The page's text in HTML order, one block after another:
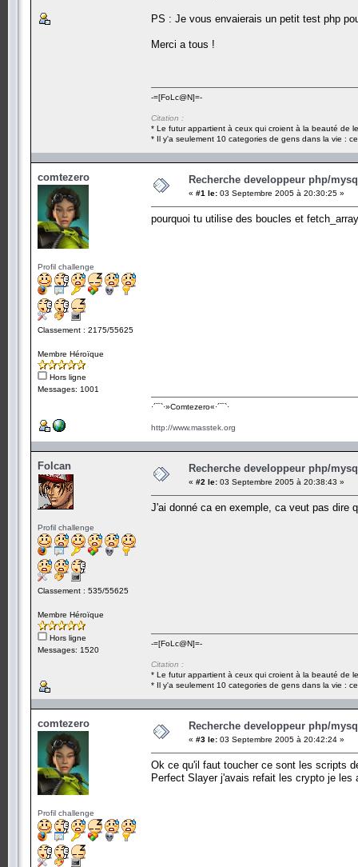
PS : Je vous envaierais un petit test php
Merci a tous !
-=[FoLc@N]=-
Citation :
* Le futur appartient à ceux qui croient à la beauté de
* Il y'a seulement 10 categories de gens dans la vie :
comtezero
Profil challenge
Classement : 2175/55625
Membre Héroïque
Hors ligne
Messages: 1001
Recherche developpeur php/
« #1 le: 03 Septembre 2005 à 20:30:25 »
pourquoi tu utilise des boucles et
·´¯`·­»Comtezero«­·´¯`·
http://www.masstek.org
Folcan
Profil challenge
Classement : 535/55625
Membre Héroïque
Hors ligne
Messages: 1520
Recherche developpeur php/
« #2 le: 03 Septembre 2005 à 20:38:43 »
J'ai donné ca en exemple, ca veut pas dire
-=[FoLc@N]=-
Citation :
* Le futur appartient à ceux qui croient à la beauté de
* Il y'a seulement 10 categories de gens dans la vie :
comtezero
Profil challenge
Recherche developpeur php/
« #3 le: 03 Septembre 2005 à 20:42:24 »
Ok ce qu'il faut toucher ce sont les scripts
Perfect Slayer j'avais refait les crypto je